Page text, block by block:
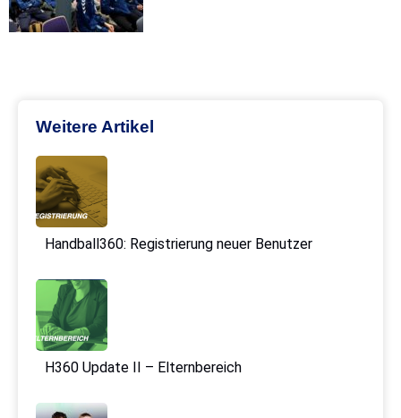
Weitere Artikel
Handball360: Registrierung neuer Benutzer
H360 Update II – Elternbereich